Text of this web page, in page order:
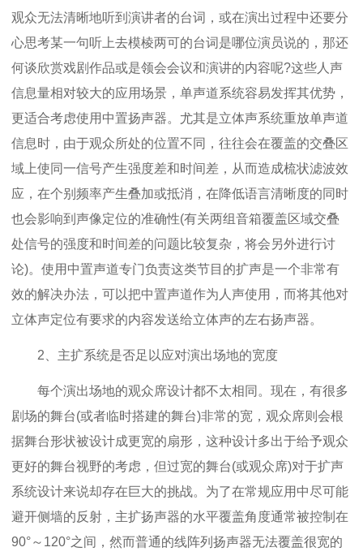
观众无法清晰地听到演讲者的台词，或在演出过程中还要分
心思考某一句听上去模棱两可的台词是哪位演员说的，那还
何谈欣赏戏剧作品或是领会会议和演讲的内容呢?这些人声
信息量相对较大的应用场景，单声道系统容易发挥其优势，
更适合考虑使用中置扬声器。尤其是立体声系统重放单声道
信息时，由于观众所处的位置不同，往往会在覆盖的交叠区
域上使同一信号产生强度差和时间差，从而造成梳状滤波效
应，在个别频率产生叠加或抵消，在降低语言清晰度的同时
也会影响到声像定位的准确性(有关两组音箱覆盖区域交叠
处信号的强度和时间差的问题比较复杂，将会另外进行讨
论)。使用中置声道专门负责这类节目的扩声是一个非常有
效的解决办法，可以把中置声道作为人声使用，而将其他对
立体声定位有要求的内容发送给立体声的左右扬声器。
2、主扩系统是否足以应对演出场地的宽度
每个演出场地的观众席设计都不太相同。现在，有很多
剧场的舞台(或者临时搭建的舞台)非常的宽，观众席则会根
据舞台形状被设计成更宽的扇形，这种设计多出于给予观众
更好的舞台视野的考虑，但过宽的舞台(或观众席)对于扩声
系统设计来说却存在巨大的挑战。为了在常规应用中尽可能
避开侧墙的反射，主扩扬声器的水平覆盖角度通常被控制在
90°～120°之间，然而普通的线阵列扬声器无法覆盖很宽的